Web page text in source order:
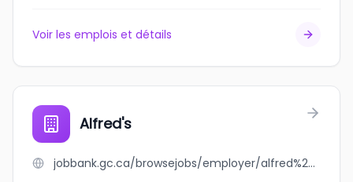
Voir les emplois et détails
Alfred's
jobbank.gc.ca/browsejobs/employer/alfred%27s/ca